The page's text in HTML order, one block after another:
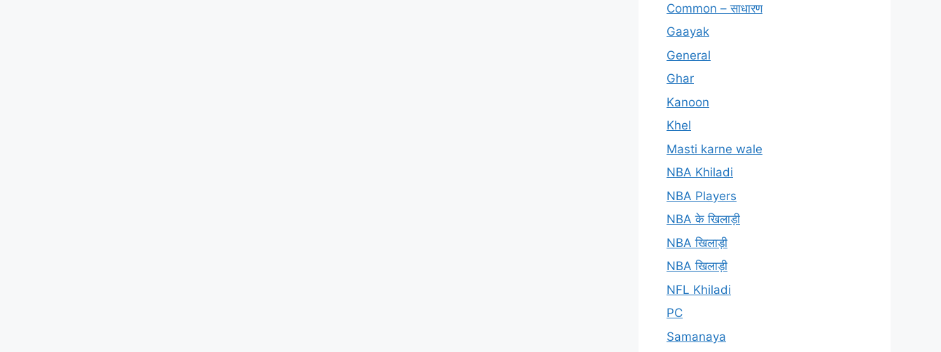
Common – साधारण
Gaayak
General
Ghar
Kanoon
Khel
Masti karne wale
NBA Khiladi
NBA Players
NBA के खिलाड़ी
NBA खिलाड़ी
NBA खिलाड़ी
NFL Khiladi
PC
Samanaya